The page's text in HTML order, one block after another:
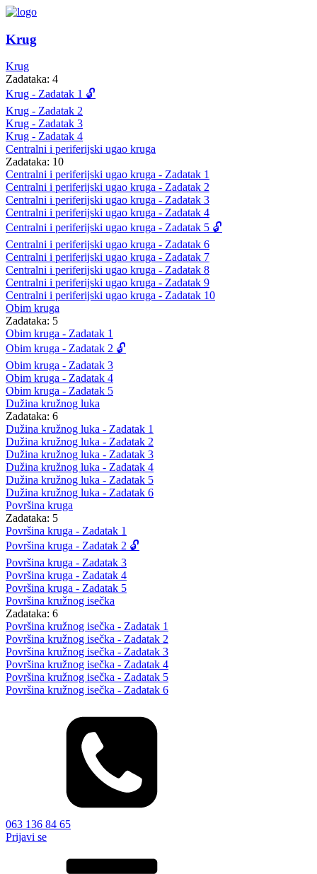
Krug
Krug
Zadataka: 4
Krug - Zadatak 1 🔓
Krug - Zadatak 2
Krug - Zadatak 3
Krug - Zadatak 4
Centralni i periferijski ugao kruga
Zadataka: 10
Centralni i periferijski ugao kruga - Zadatak 1
Centralni i periferijski ugao kruga - Zadatak 2
Centralni i periferijski ugao kruga - Zadatak 3
Centralni i periferijski ugao kruga - Zadatak 4
Centralni i periferijski ugao kruga - Zadatak 5 🔓
Centralni i periferijski ugao kruga - Zadatak 6
Centralni i periferijski ugao kruga - Zadatak 7
Centralni i periferijski ugao kruga - Zadatak 8
Centralni i periferijski ugao kruga - Zadatak 9
Centralni i periferijski ugao kruga - Zadatak 10
Obim kruga
Zadataka: 5
Obim kruga - Zadatak 1
Obim kruga - Zadatak 2 🔓
Obim kruga - Zadatak 3
Obim kruga - Zadatak 4
Obim kruga - Zadatak 5
Dužina kružnog luka
Zadataka: 6
Dužina kružnog luka - Zadatak 1
Dužina kružnog luka - Zadatak 2
Dužina kružnog luka - Zadatak 3
Dužina kružnog luka - Zadatak 4
Dužina kružnog luka - Zadatak 5
Dužina kružnog luka - Zadatak 6
Površina kruga
Zadataka: 5
Površina kruga - Zadatak 1
Površina kruga - Zadatak 2 🔓
Površina kruga - Zadatak 3
Površina kruga - Zadatak 4
Površina kruga - Zadatak 5
Površina kružnog isečka
Zadataka: 6
Površina kružnog isečka - Zadatak 1
Površina kružnog isečka - Zadatak 2
Površina kružnog isečka - Zadatak 3
Površina kružnog isečka - Zadatak 4
Površina kružnog isečka - Zadatak 5
Površina kružnog isečka - Zadatak 6
063 136 84 65
Prijavi se